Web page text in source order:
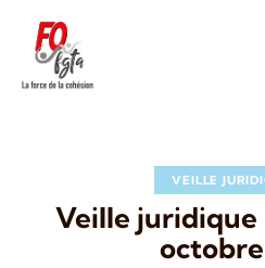
VEILLE
Veille juridique